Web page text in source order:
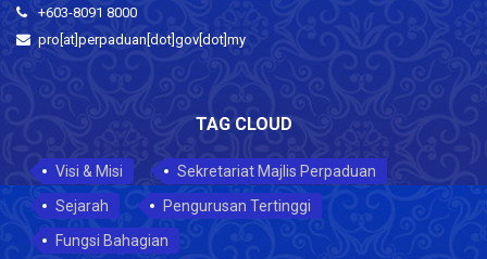
+603-8091 8000
pro[at]perpaduan[dot]gov[dot]my
TAG CLOUD
Visi & Misi
Sekretariat Majlis Perpaduan
Sejarah
Pengurusan Tertinggi
Fungsi Bahagian